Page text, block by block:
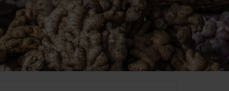
(2)
Oman (1)
Qatar (1)
Saoedi-Arabië (2)
Turkije (2)
Verenigde Arabische
Emiraten (1)